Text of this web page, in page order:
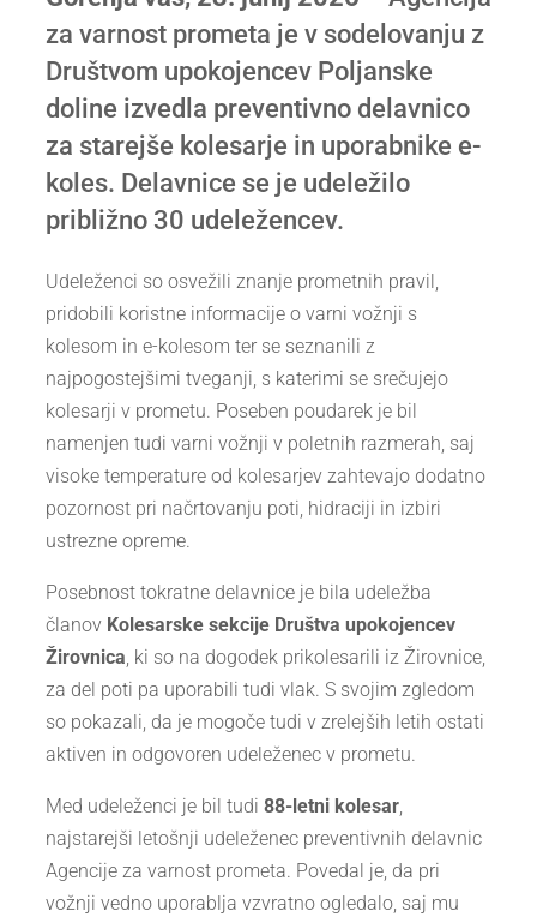
za varnost prometa je v sodelovanju z
Društvom upokojencev Poljanske
doline izvedla preventivno delavnico
za starejše kolesarje in uporabnike e-
koles. Delavnice se je udeležilo
približno 30 udeležencev.
Udeleženci so osvežili znanje prometnih pravil,
pridobili koristne informacije o varni vožnji s
kolesom in e-kolesom ter se seznanili z
najpogostejšimi tveganji, s katerimi se srečujejo
kolesarji v prometu. Poseben poudarek je bil
namenjen tudi varni vožnji v poletnih razmerah, saj
visoke temperature od kolesarjev zahtevajo dodatno
pozornost pri načrtovanju poti, hidraciji in izbiri
ustrezne opreme.
Posebnost tokratne delavnice je bila udeležba
članov Kolesarske sekcije Društva upokojencev
Žirovnica, ki so na dogodek prikolesarili iz Žirovnice,
za del poti pa uporabili tudi vlak. S svojim zgledom
so pokazali, da je mogoče tudi v zrelejših letih ostati
aktiven in odgovoren udeleženec v prometu.
Med udeleženci je bil tudi 88-letni kolesar,
najstarejši letošnji udeleženec preventivnih delavnic
Agencije za varnost prometa. Povedal je, da pri
vožnji vedno uporablja vzvratno ogledalo, saj mu